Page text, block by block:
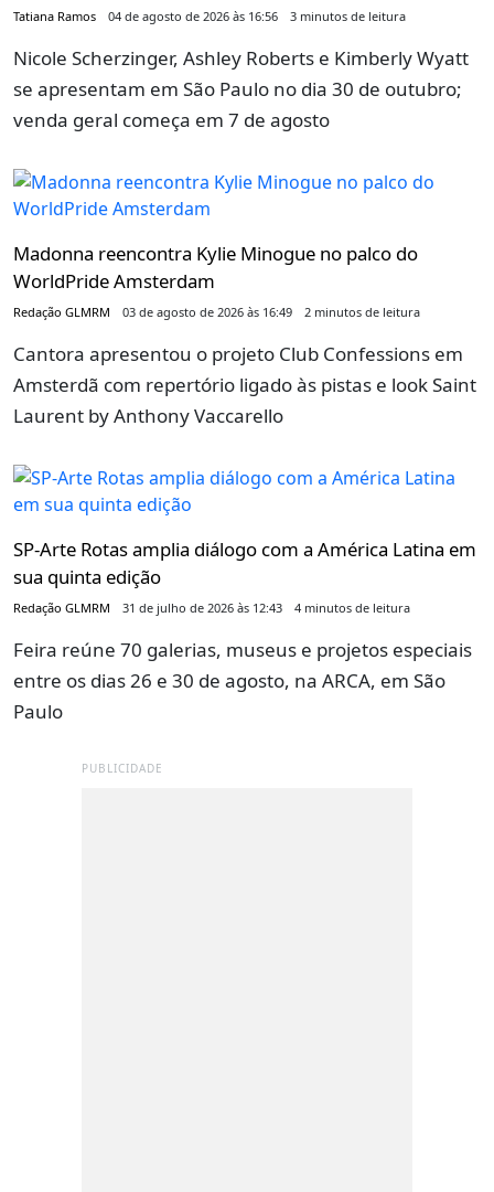
Tatiana Ramos 04 de agosto de 2026 às 16:56 3 minutos de leitura
Nicole Scherzinger, Ashley Roberts e Kimberly Wyatt
se apresentam em São Paulo no dia 30 de outubro;
venda geral começa em 7 de agosto
Madonna reencontra Kylie Minogue no palco do
WorldPride Amsterdam
Redação GLMRM 03 de agosto de 2026 às 16:49 2 minutos de leitura
Cantora apresentou o projeto Club Confessions em
Amsterdã com repertório ligado às pistas e look Saint
Laurent by Anthony Vaccarello
SP-Arte Rotas amplia diálogo com a América Latina em
sua quinta edição
Redação GLMRM 31 de julho de 2026 às 12:43 4 minutos de leitura
Feira reúne 70 galerias, museus e projetos especiais
entre os dias 26 e 30 de agosto, na ARCA, em São
Paulo
PUBLICIDADE